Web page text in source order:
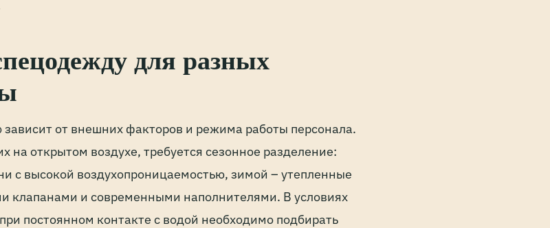
для разных
от внешних факторов и режима работы персонала.
на открытом воздухе, требуется сезонное разделение:
с высокой воздухопроницаемостью, зимой – утепленные
клапанами и современными наполнителями. В условиях
постоянном контакте с водой необходимо подбирать